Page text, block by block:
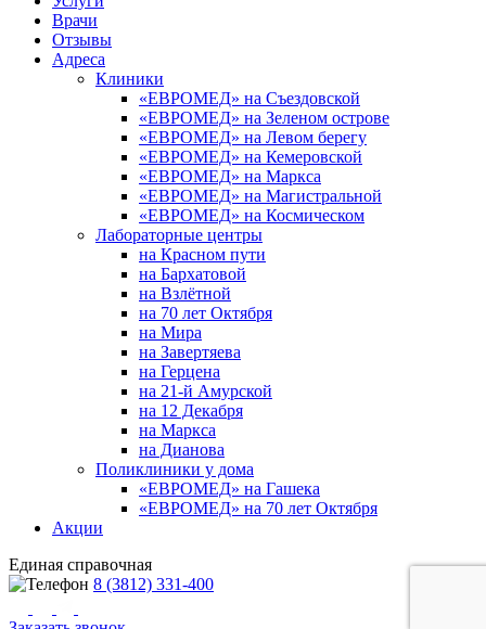
Врачи
Отзывы
Адреса
Клиники
«ЕВРОМЕД» на Съездовской
«ЕВРОМЕД» на Зеленом острове
«ЕВРОМЕД» на Левом берегу
«ЕВРОМЕД» на Кемеровской
«ЕВРОМЕД» на Маркса
«ЕВРОМЕД» на Магистральной
«ЕВРОМЕД» на Космическом
Лабораторные центры
на Красном пути
на Бархатовой
на Взлётной
на 70 лет Октября
на Мира
на Завертяева
на Герцена
на 21-й Амурской
на 12 Декабря
на Маркса
на Дианова
Поликлиники у дома
«ЕВРОМЕД» на Гашека
«ЕВРОМЕД» на 70 лет Октября
Акции
Единая справочная
8 (3812) 331-400